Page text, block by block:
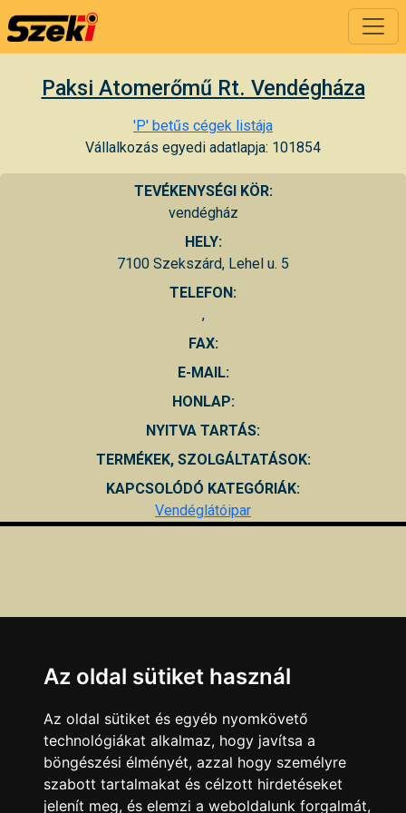
Paksi Atomerőmű Rt. Vendégháza
'P' betűs cégek listája
Vállalkozás egyedi adatlapja: 101854
TEVÉKENYSÉGI KÖR:
vendégház
HELY:
7100 Szekszárd, Lehel u. 5
TELEFON:
,
FAX:
E-MAIL:
HONLAP:
NYITVA TARTÁS:
TERMÉKEK, SZOLGÁLTATÁSOK:
KAPCSOLÓDÓ KATEGÓRIÁK:
Vendéglátóipar
Az oldal sütiket használ
Az oldal sütiket és egyéb nyomkövető
technológiákat alkalmaz, hogy javítsa a
böngészési élményét, azzal hogy személyre
szabott tartalmakat és célzott hirdetéseket
jelenít meg, és elemzi a weboldalunk forgalmát,